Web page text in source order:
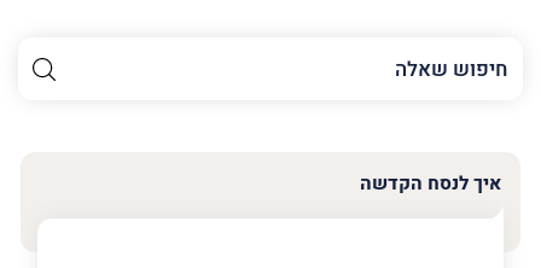
השם
שלך
איך לנסח הקדשה